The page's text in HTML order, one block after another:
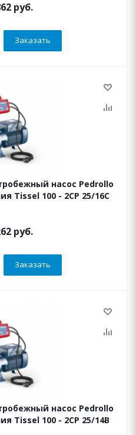
руб.
Заказать
насос Pedrollo
Tissel 100 - 2CP 25/16C
руб.
Заказать
насос Pedrollo
Tissel 100 - 2CP 25/14B